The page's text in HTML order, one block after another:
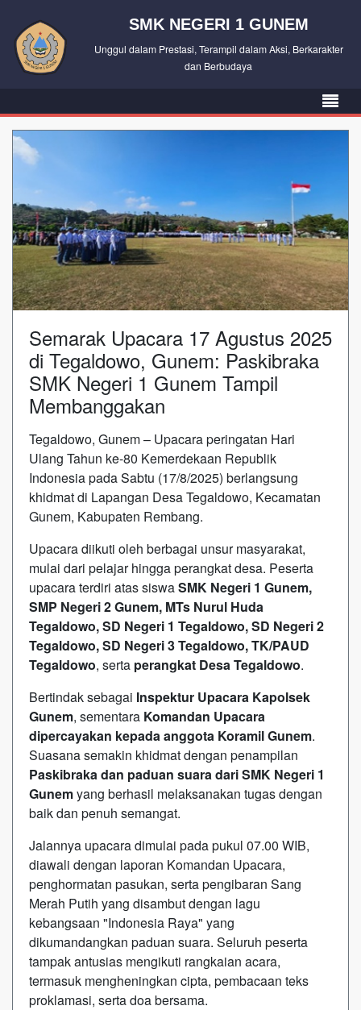
SMK NEGERI 1 GUNEM
Unggul dalam Prestasi, Terampil dalam Aksi, Berkarakter
dan Berbudaya
Semarak Upacara 17 Agustus 2025
di Tegaldowo, Gunem: Paskibraka
SMK Negeri 1 Gunem Tampil
Membanggakan
Tegaldowo, Gunem – Upacara peringatan Hari
Ulang Tahun ke-80 Kemerdekaan Republik
Indonesia pada Sabtu (17/8/2025) berlangsung
khidmat di Lapangan Desa Tegaldowo, Kecamatan
Gunem, Kabupaten Rembang.
Upacara diikuti oleh berbagai unsur masyarakat,
mulai dari pelajar hingga perangkat desa. Peserta
upacara terdiri atas siswaSMK Negeri 1 Gunem,
SMP Negeri 2 Gunem, MTs Nurul Huda
Tegaldowo, SD Negeri 1 Tegaldowo, SD Negeri 2
Tegaldowo, SD Negeri 3 Tegaldowo, TK/PAUD
Tegaldowo, serta perangkat Desa Tegaldowo.
Bertindak sebagai Inspektur Upacara Kapolsek
Gunem, sementara Komandan Upacara
dipercayakan kepada anggota Koramil Gunem.
Suasana semakin khidmat dengan penampilan
Paskibraka dan paduan suara dari SMK Negeri 1
Gunemyang berhasil melaksanakan tugas dengan
baik dan penuh semangat.
Jalannya upacara dimulai pada pukul 07.00 WIB,
diawali dengan laporan Komandan Upacara,
penghormatan pasukan, serta pengibaran Sang
Merah Putih yang disambut dengan lagu
kebangsaan "Indonesia Raya" yang
dikumandangkan paduan suara. Seluruh peserta
tampak antusias mengikuti rangkaian acara,
termasuk mengheningkan cipta, pembacaan teks
proklamasi, serta doa bersama.